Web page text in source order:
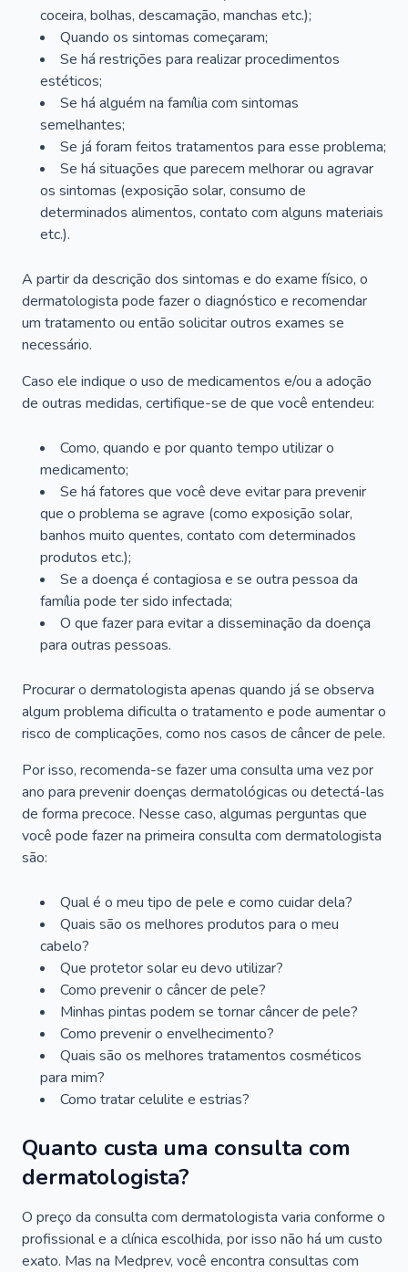
coceira, bolhas, descamação, manchas etc.);
Quando os sintomas começaram;
Se há restrições para realizar procedimentos
estéticos;
Se há alguém na família com sintomas
semelhantes;
Se já foram feitos tratamentos para esse problema;
Se há situações que parecem melhorar ou agravar
os sintomas (exposição solar, consumo de
determinados alimentos, contato com alguns materiais
etc.).
A partir da descrição dos sintomas e do exame físico, o
dermatologista pode fazer o diagnóstico e recomendar
um tratamento ou então solicitar outros exames se
necessário.
Caso ele indique o uso de medicamentos e/ou a adoção
de outras medidas, certifique-se de que você entendeu:
Como, quando e por quanto tempo utilizar o
medicamento;
Se há fatores que você deve evitar para prevenir
que o problema se agrave (como exposição solar,
banhos muito quentes, contato com determinados
produtos etc.);
Se a doença é contagiosa e se outra pessoa da
família pode ter sido infectada;
O que fazer para evitar a disseminação da doença
para outras pessoas.
Procurar o dermatologista apenas quando já se observa
algum problema dificulta o tratamento e pode aumentar o
risco de complicações, como nos casos de câncer de pele.
Por isso, recomenda-se fazer uma consulta uma vez por
ano para prevenir doenças dermatológicas ou detectá-las
de forma precoce. Nesse caso, algumas perguntas que
você pode fazer na primeira consulta com dermatologista
são:
Qual é o meu tipo de pele e como cuidar dela?
Quais são os melhores produtos para o meu
cabelo?
Que protetor solar eu devo utilizar?
Como prevenir o câncer de pele?
Minhas pintas podem se tornar câncer de pele?
Como prevenir o envelhecimento?
Quais são os melhores tratamentos cosméticos
para mim?
Como tratar celulite e estrias?
Quanto custa uma consulta com
dermatologista?
O preço da consulta com dermatologista varia conforme o
profissional e a clínica escolhida, por isso não há um custo
exato. Mas na Medprev, você encontra consultas com